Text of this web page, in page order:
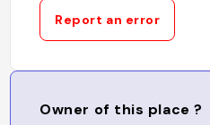
Report an error
Owner of this place ?